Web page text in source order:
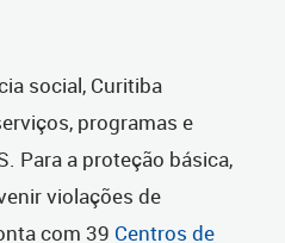
social, Curitiba
programas e
Para a proteção básica,
violações de
com 39 Centros de